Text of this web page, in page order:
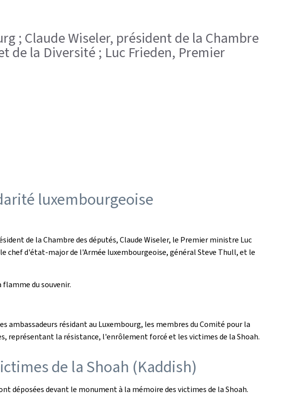
; Claude Wiseler, président de la Chambre
de la Diversité ; Luc Frieden, Premier
luxembourgeoise
de la Chambre des députés, Claude Wiseler, le Premier ministre Luc
chef d'état-major de l'Armée luxembourgeoise, général Steve Thull, et le
du souvenir.
ambassadeurs résidant au Luxembourg, les membres du Comité pour la
représentant la résistance, l'enrôlement forcé et les victimes de la Shoah.
de la Shoah (Kaddish)
déposées devant le monument à la mémoire des victimes de la Shoah.